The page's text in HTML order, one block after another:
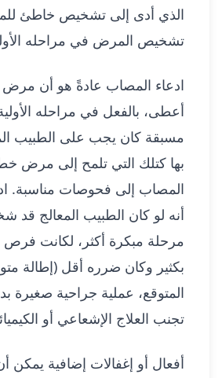
الذي أدى إلى تشخيص خاطئ
تشخيص المرض في مراحله
ادعاء المصاب عادةً هو أن
أعطى، بالفعل في مراحله
مسبقة كان يجب على الطبيب
بها كتلك التي تلمح إلى مرض
المصاب إلى فحوصات مناسبة.
أنه لو كان الطبيب المعالج
مرحلة مبكرة أكثر، لكانت فرص
بكثير وكان ضرره أقل (إطالة
المتوقع، عملية جراحية صغيرة
تجنب العلاج الإشعاعي أو
أفعال أو إغفالات إضافية